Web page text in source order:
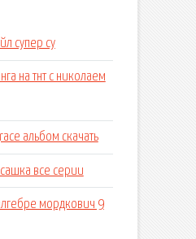
супер су
на тнт с николаем
альбом скачать
все серии
мордкович 9